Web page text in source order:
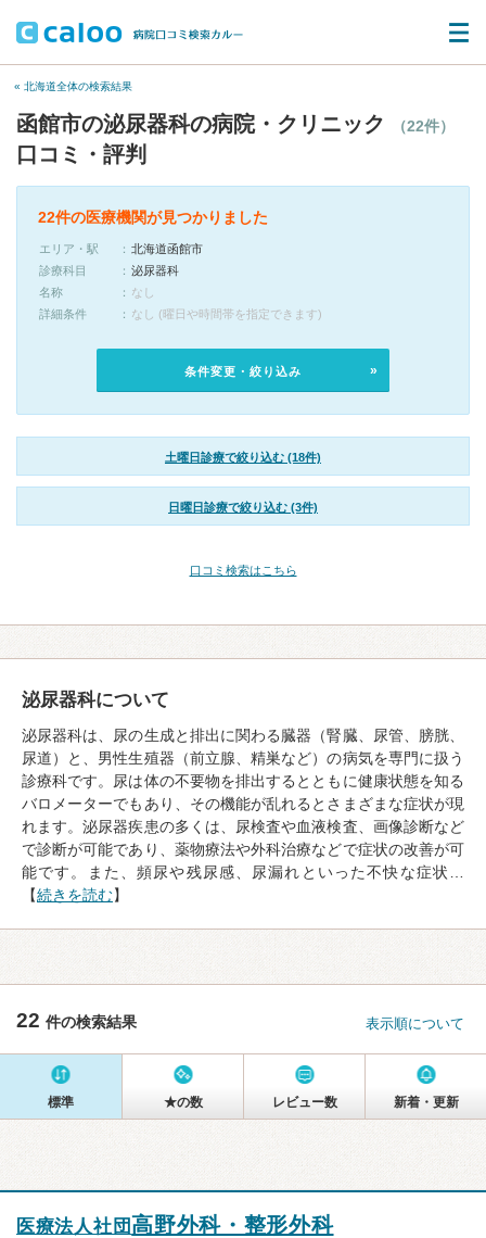
« 北海道全体の検索結果
函館市の泌尿器科の病院・クリニック （22件）
口コミ・評判
22件の医療機関が見つかりました
エリア・駅
北海道函館市
診療科目
泌尿器科
名称
なし
詳細条件
なし (曜日や時間帯を指定できます)
条件変更・絞り込み
土曜日診療で絞り込む (18件)
日曜日診療で絞り込む (3件)
口コミ検索はこちら
泌尿器科について
泌尿器科は、尿の生成と排出に関わる臓器（腎臓、尿管、膀胱、
尿道）と、男性生殖器（前立腺、精巣など）の病気を専門に扱う
診療科です。尿は体の不要物を排出するとともに健康状態を知る
バロメーターでもあり、その機能が乱れるとさまざまな症状が現
れます。泌尿器疾患の多くは、尿検査や血液検査、画像診断など
で診断が可能であり、薬物療法や外科治療などで症状の改善が可
能です。また、頻尿や残尿感、尿漏れといった不快な症状…
【続きを読む】
22 件の検索結果 表示順について
標準 ★の数 レビュー数 新着・更新
医療法人社団高野外科・整形外科